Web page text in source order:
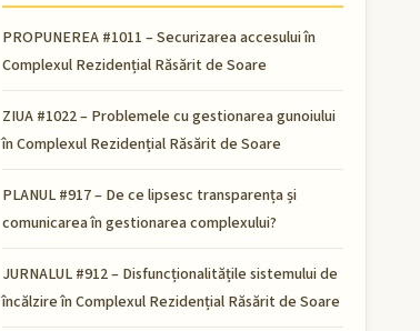
PROPUNEREA #1011 – Securizarea accesului în
Complexul Rezidențial Răsărit de Soare
ZIUA #1022 – Problemele cu gestionarea gunoiului
în Complexul Rezidențial Răsărit de Soare
PLANUL #917 – De ce lipsesc transparența și
comunicarea în gestionarea complexului?
JURNALUL #912 – Disfuncționalitățile sistemului de
încălzire în Complexul Rezidențial Răsărit de Soare